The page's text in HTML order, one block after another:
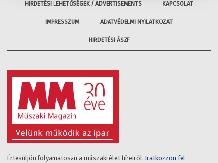
HIRDETÉSI LEHETŐSÉGEK / ADVERTISEMENTS KAPCSOLAT
IMPRESSZUM ADATVÉDELMI NYILATKOZAT
HIRDETÉSI ÁSZF
Értesüljön folyamatosan a műszaki élet híreiről. Iratkozzon fel